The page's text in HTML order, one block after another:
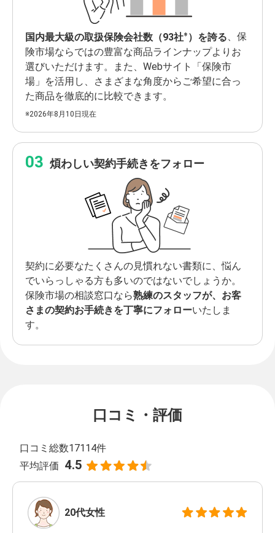
国内最大級の取扱保険会社数（93社※ ）を誇る、保
険市場ならではの豊富な商品ラインナップよりお
選びいただけます。また、Webサイト「保険市
場」を活用し、さまざまな角度からご希望に合っ
た商品を徹底的に比較できます。
※2026年8月10日現在
煩わしい契約手続きをフォロー
契約に必要なたくさんの見慣れない書類に、悩ん
でいらっしゃる方も多いのではないでしょうか。
保険市場の相談窓口なら熟練のスタッフが、お客
さまの契約お手続きを丁寧にフォローいたしま
す。
口コミ・評価
口コミ総数17114件
平均評価 4.5
20代女性